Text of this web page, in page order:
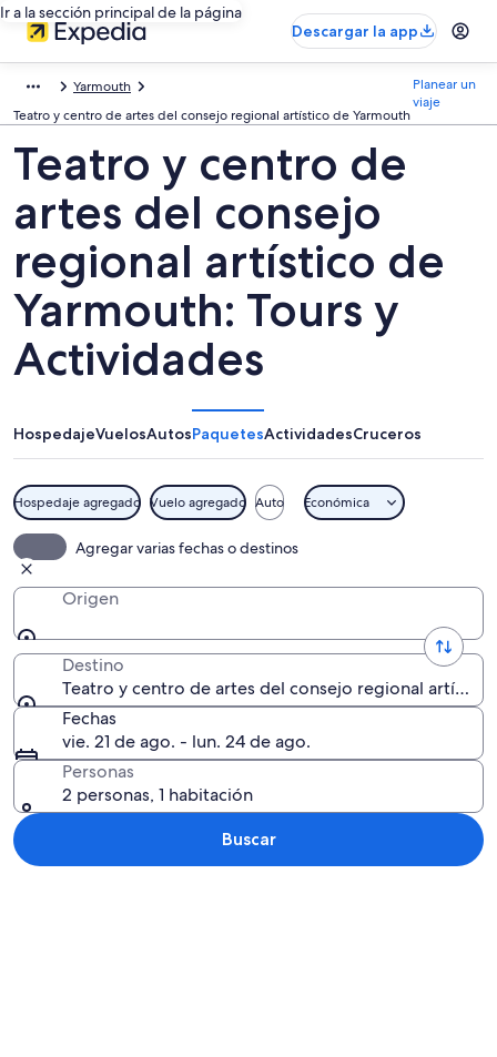
Ir a la sección principal de la página
Descargar la app
Yarmouth
Teatro y centro de artes del consejo regional artístico de Yarmouth
Planear un
viaje
Teatro y centro de
artes del consejo
regional artístico de
Yarmouth: Tours y
Actividades
HospedajeVuelosAutosPaquetesActividadesCruceros
Hospedaje agregado Vuelo agregado Auto Económica
Agregar varias fechas o destinos
Origen
Destino
Teatro y centro de artes del consejo regional artístico
Fechas
vie. 21 de ago. - lun. 24 de ago.
Personas
2 personas, 1 habitación
Buscar